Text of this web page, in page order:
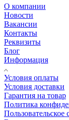
О компании
Новости
Вакансии
Контакты
Реквизиты
Блог
Информация
Условия оплаты
Условия доставки
Гарантия на товар
Политика
Пользовательское